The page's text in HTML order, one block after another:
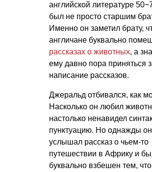
английской литературе
был не просто старшим
Именно он заметил брату,
англичане буквально
рассказах о животных, а
ему давно пора приняться
написание рассказов.
Джеральд отбивался, как
Насколько он любил
настолько ненавидел
пунктуацию. Но однажды он
услышал рассказ о чьем-то
путешествии в Африку и
буквально взбешен тем, что